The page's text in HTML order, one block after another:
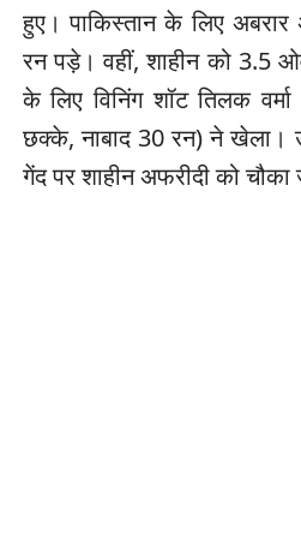
हुए। पाकिस्तान के लिए
रन पड़े। वहीं, शाहीन को 3.5
के लिए विनिंग शॉट तिलक
छक्के, नाबाद 30 रन) ने खेला।
गेंद पर शाहीन अफरीदी को चौका